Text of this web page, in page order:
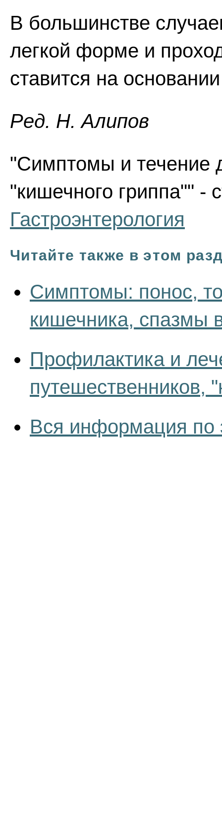
В большинстве
легкой форме и
ставится на
Ред. Н. Алипов
"Симптомы и течение
"кишечного гриппа"" -
Гастроэнтерология
Читайте также в этом
Симптомы: понос,
кишечника, спазмы
Профилактика и
путешественников,
Вся информация по